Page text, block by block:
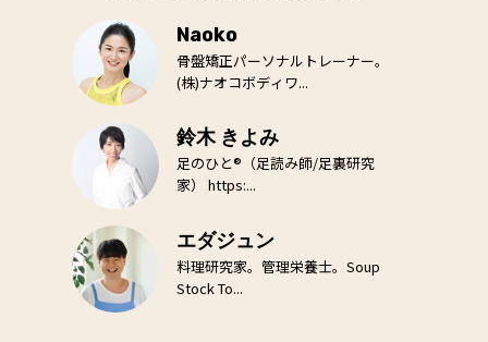
Naoko
骨盤矯正パーソナルトレーナー。
(株)ナオコボディワ...
鈴木 きよみ
足のひと®（足読み師/足裏研究
家） https:...
エダジュン
料理研究家。管理栄養士。Soup
Stock To...